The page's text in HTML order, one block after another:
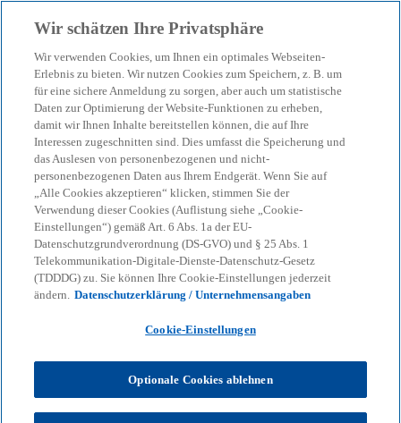
menu search
Unser Blog – Insights für
Ihre nächsten
Entscheidungen
Wir helfen Ihnen, den Überblick zu behalten
bei geopolitischen Verschiebungen, neuen
Wir schätzen Ihre Privatsphäre
Wir verwenden Cookies, um Ihnen ein optimales Webseiten-
Erlebnis zu bieten. Wir nutzen Cookies zum Speichern, z. B. um
für eine sichere Anmeldung zu sorgen, aber auch um statistische
Daten zur Optimierung der Website-Funktionen zu erheben,
damit wir Ihnen Inhalte bereitstellen können, die auf Ihre
Interessen zugeschnitten sind. Dies umfasst die Speicherung und
das Auslesen von personenbezogenen und nicht-
personenbezogenen Daten aus Ihrem Endgerät. Wenn Sie auf
„Alle Cookies akzeptieren“ klicken, stimmen Sie der
Verwendung dieser Cookies (Auflistung siehe „Cookie-
Einstellungen“) gemäß Art. 6 Abs. 1a der EU-
Datenschutzgrundverordnung (DS-GVO) und § 25 Abs. 1
Telekommunikation-Digitale-Dienste-Datenschutz-Gesetz
(TDDDG) zu. Sie können Ihre Cookie-Einstellungen jederzeit
ändern. Datenschutzerklärung / Unternehmensangaben
Cookie-Einstellungen
Optionale Cookies ablehnen